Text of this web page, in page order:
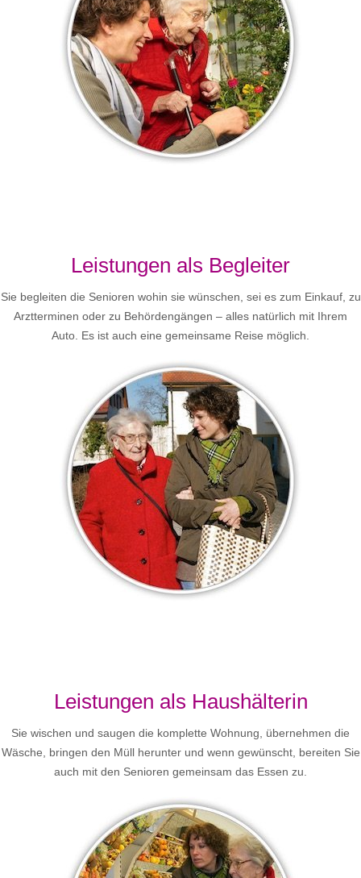
Leistungen als Begleiter
Sie begleiten die Senioren wohin sie wünschen, sei es zum Einkauf, zu
Arztterminen oder zu Behördengängen – alles natürlich mit Ihrem
Auto. Es ist auch eine gemeinsame Reise möglich.
Leistungen als Haushälterin
Sie wischen und saugen die komplette Wohnung, übernehmen die
Wäsche, bringen den Müll herunter und wenn gewünscht, bereiten Sie
auch mit den Senioren gemeinsam das Essen zu.